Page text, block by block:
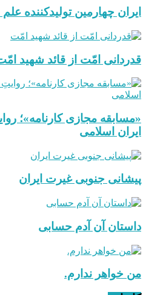
ایران چهارمین تولیدکننده
قدردانی امّت از قائد شهید
«مسابقه مجازی کارنامه»؛
ایران اسلامی
پیشانی جنوبی غیرت ایران
داستان آن آدم حسابی
من خواهر ندارم.